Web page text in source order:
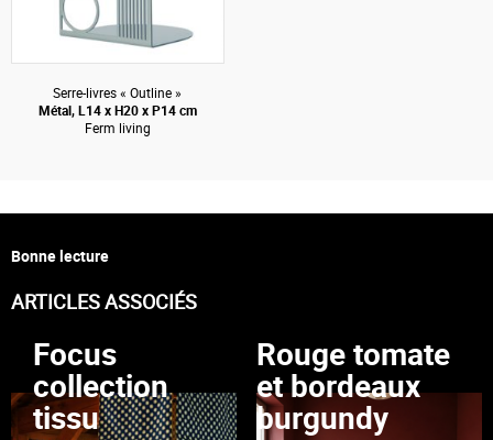
Serre-livres « Outline »
Métal, L14 x H20 x P14 cm
Ferm living
Bonne lecture
ARTICLES ASSOCIÉS
Focus
collection
tissu
Rouge tomate
et bordeaux
burgundy